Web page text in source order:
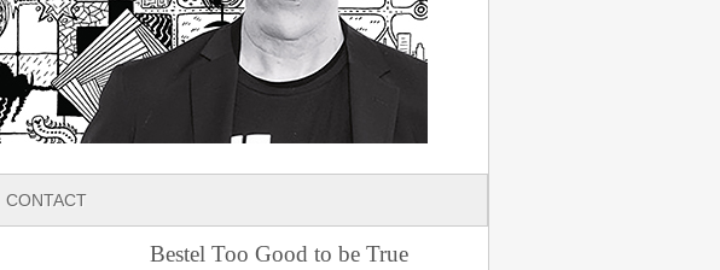
CONTACT
Bestel Too Good to be True